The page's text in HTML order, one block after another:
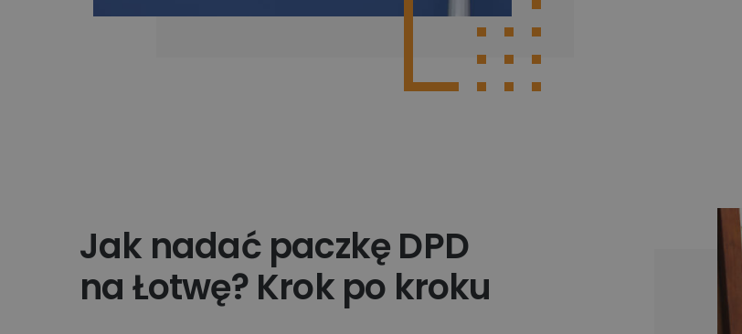
Jak nadać paczkę DPD
na Łotwę? Krok po kroku